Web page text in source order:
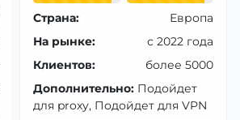
Страна:
Европа
На рынке:
с 2022 года
Клиентов:
более 5000
Дополнительно: Подойдет
для proxy, Подойдет для VPN